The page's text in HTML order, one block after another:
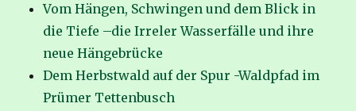
Vom Hängen, Schwingen und dem Blick in
die Tiefe –die Irreler Wasserfälle und ihre
neue Hängebrücke
Dem Herbstwald auf der Spur -Waldpfad im
Prümer Tettenbusch